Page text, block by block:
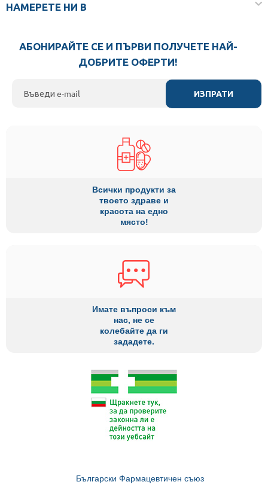
НАМЕРЕТЕ НИ В
АБОНИРАЙТЕ СЕ И ПЪРВИ ПОЛУЧЕТЕ НАЙ-
ДОБРИТЕ ОФЕРТИ!
ИЗПРАТИ
Всички продукти за
твоето здраве и
красота на едно
място!
Имате въпроси към
нас, не се
колебайте да ги
зададете.
Български Фармацевтичен съюз